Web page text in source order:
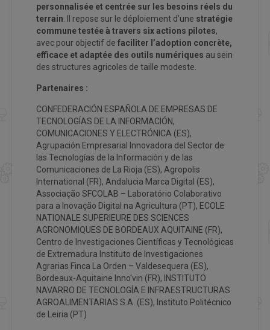
personnalisée et centrée sur les besoins réels du
terrain . Il repose sur le déploiement d’une stratégie
commune testée à travers six actions pilotes,
avec pour objectif de faciliter l’adoption concrète,
efficace et adaptée des outils numériques au sein
des structures agricoles de taille modeste.
Partenaires :
CONFEDERACIÓN ESPAÑOLA DE EMPRESAS DE
TECNOLOGÍAS DE LA INFORMACIÓN,
COMUNICACIONES Y ELECTRÓNICA (ES),
Agrupación Empresarial Innovadora del Sector de
las Tecnologías de la Información y de las
Comunicaciones de La Rioja (ES), Agropolis
International (FR), Andalucia Marca Digital (ES),
Associação SFCOLAB – Laboratório Colaborativo
para a Inovação Digital na Agricultura (PT), ECOLE
NATIONALE SUPERIEURE DES SCIENCES
AGRONOMIQUES DE BORDEAUX AQUITAINE (FR),
Centro de Investigaciones Científicas y Tecnológicas
de Extremadura Instituto de Investigaciones
Agrarias Finca La Orden – Valdesequera (ES),
Bordeaux-Aquitaine Inno'vin (FR), INSTITUTO
NAVARRO DE TECNOLOGÍA E INFRAESTRUCTURAS
AGROALIMENTARIAS S.A. (ES), Instituto Politécnico
de Leiria (PT)